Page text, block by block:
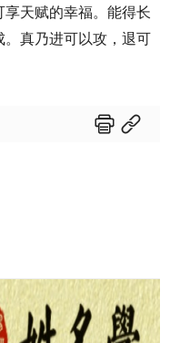
天赋的幸福。能得长
。真乃进可以攻，退可
 